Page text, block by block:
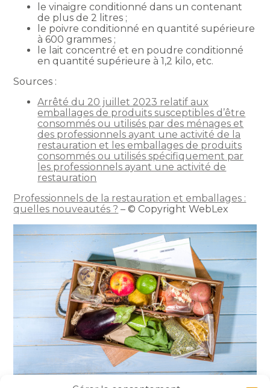
le vinaigre conditionné dans un contenant
de plus de 2 litres ;
le poivre conditionné en quantité supérieure
à 600 grammes ;
le lait concentré et en poudre conditionné
en quantité supérieure à 1,2 kilo, etc.
Sources :
Arrêté du 20 juillet 2023 relatif aux
emballages de produits susceptibles d’être
consommés ou utilisés par des ménages et
des professionnels ayant une activité de la
restauration et les emballages de produits
consommés ou utilisés spécifiquement par
les professionnels ayant une activité de
restauration
Professionnels de la restauration et emballages :
quelles nouveautés ? – © Copyright WebLex